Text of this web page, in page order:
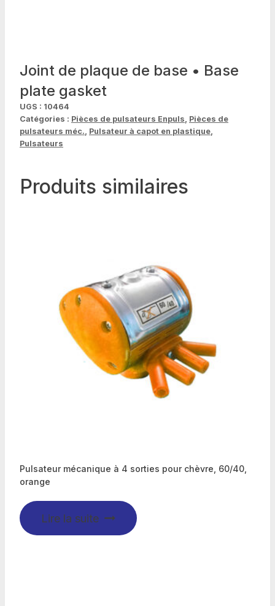
Joint de plaque de base • Base
plate gasket
UGS : 10464
Catégories : Pièces de pulsateurs Enpuls, Pièces de
pulsateurs méc., Pulsateur à capot en plastique,
Pulsateurs
Produits similaires
Pulsateur mécanique à 4 sorties pour chèvre, 60/40,
orange
Lire la suite